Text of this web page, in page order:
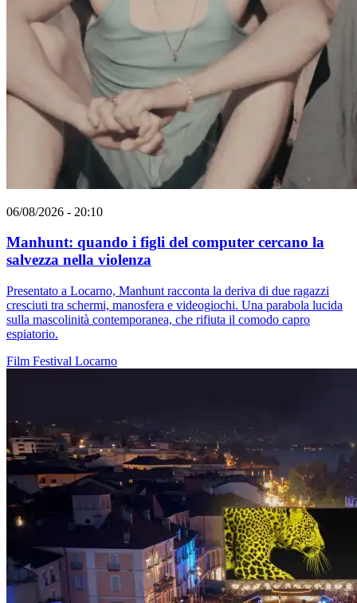
06/08/2026 - 20:10
Manhunt: quando i figli del computer cercano la
salvezza nella violenza
Presentato a Locarno, Manhunt racconta la deriva di due ragazzi
cresciuti tra schermi, manosfera e videogiochi. Una parabola lucida
sulla mascolinità contemporanea, che rifiuta il comodo capro
espiatorio.
Film Festival Locarno